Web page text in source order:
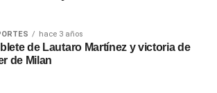
hace 3 años
de Lautaro Martínez y victoria de
de Milan